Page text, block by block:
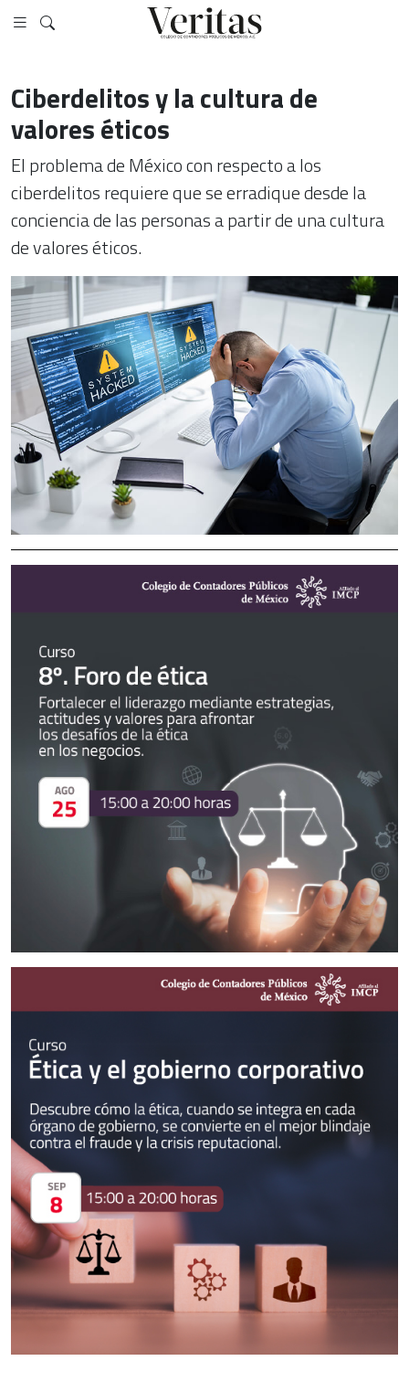
Ciberdelitos y la cultura de
valores éticos
El problema de México con respecto a los
ciberdelitos requiere que se erradique desde la
conciencia de las personas a partir de una cultura
de valores éticos.